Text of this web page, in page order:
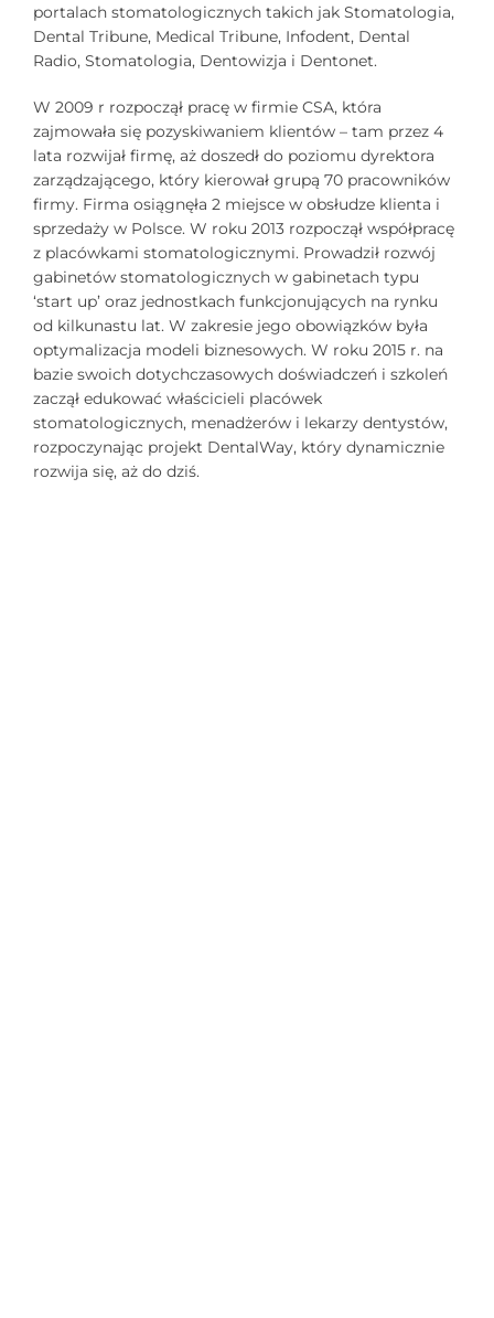
portalach stomatologicznych takich jak Stomatologia,
Dental Tribune, Medical Tribune, Infodent, Dental
Radio, Stomatologia, Dentowizja i Dentonet.
W 2009 r rozpoczął pracę w firmie CSA, która
zajmowała się pozyskiwaniem klientów – tam przez 4
lata rozwijał firmę, aż doszedł do poziomu dyrektora
zarządzającego, który kierował grupą 70 pracowników
firmy. Firma osiągnęła 2 miejsce w obsłudze klienta i
sprzedaży w Polsce. W roku 2013 rozpoczął współpracę
z placówkami stomatologicznymi. Prowadził rozwój
gabinetów stomatologicznych w gabinetach typu
‘start up’ oraz jednostkach funkcjonujących na rynku
od kilkunastu lat. W zakresie jego obowiązków była
optymalizacja modeli biznesowych. W roku 2015 r. na
bazie swoich dotychczasowych doświadczeń i szkoleń
zaczął edukować właścicieli placówek
stomatologicznych, menadżerów i lekarzy dentystów,
rozpoczynając projekt DentalWay, który dynamicznie
rozwija się, aż do dziś.